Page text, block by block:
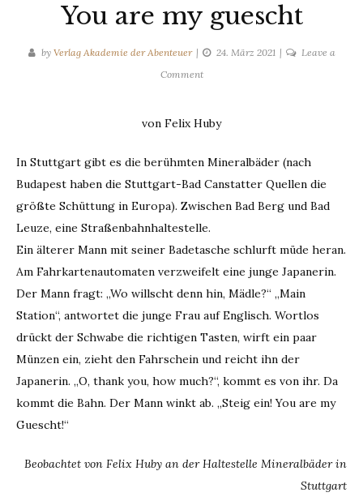
You are my guescht
by Verlag Akademie der Abenteuer 24. März 2021
Leave a
Commenton
my
von Felix Huby
In Stuttgart gibt es die berühmten Mineralbäder (nach
Budapest haben die Stuttgart-Bad Canstatter Quellen die
größte Schüttung in Europa). Zwischen Bad Berg und Bad
Leuze, eine Straßenbahnhaltestelle.
Ein älterer Mann mit seiner Badetasche schlurft müde heran.
Am Fahrkartenautomaten verzweifelt eine junge Japanerin.
Der Mann fragt: „Wo willscht denn hin, Mädle?“ „Main
Station“, antwortet die junge Frau auf Englisch. Wortlos
drückt der Schwabe die richtigen Tasten, wirft ein paar
Münzen ein, zieht den Fahrschein und reicht ihn der
Japanerin. „O, thank you, how much?“, kommt es von ihr. Da
kommt die Bahn. Der Mann winkt ab. „Steig ein! You are my
Guescht!“
Beobachtet von Felix Huby an der Haltestelle Mineralbäder in
Stuttgart